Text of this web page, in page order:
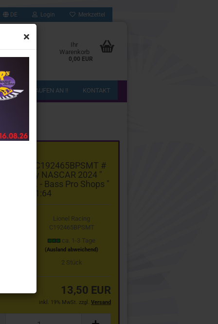
DE Login Merkzettel
Ihr
Warenkorb
0,00 EUR
!! WIR KAUFEN AN !! KONTAKT
Racing C192465BPSMT #
Camry NASCAR 2024 "
Truex Jr. - Bass Pro Shops "
1:64
Lionel Racing
C192465BPSMT
ca. 1-3 Tage
(Ausland abweichend)
2 Stück
13,50 EUR
inkl. 19% MwSt. zzgl. Versand